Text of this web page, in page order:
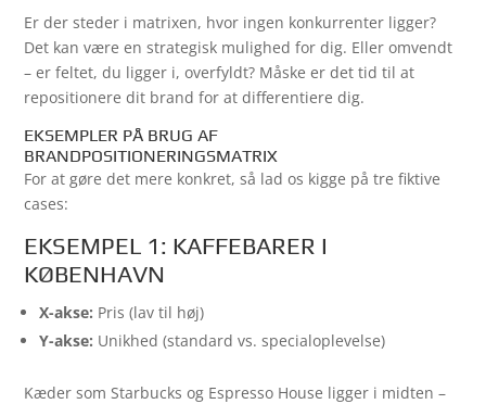
Er der steder i matrixen, hvor ingen konkurrenter ligger?
Det kan være en strategisk mulighed for dig. Eller omvendt
– er feltet, du ligger i, overfyldt? Måske er det tid til at
repositionere dit brand for at differentiere dig.
EKSEMPLER PÅ BRUG AF
BRANDPOSITIONERINGSMATRIX
For at gøre det mere konkret, så lad os kigge på tre fiktive
cases:
EKSEMPEL 1: KAFFEBARER I
KØBENHAVN
X-akse: Pris (lav til høj)
Y-akse: Unikhed (standard vs. specialoplevelse)
Kæder som Starbucks og Espresso House ligger i midten –